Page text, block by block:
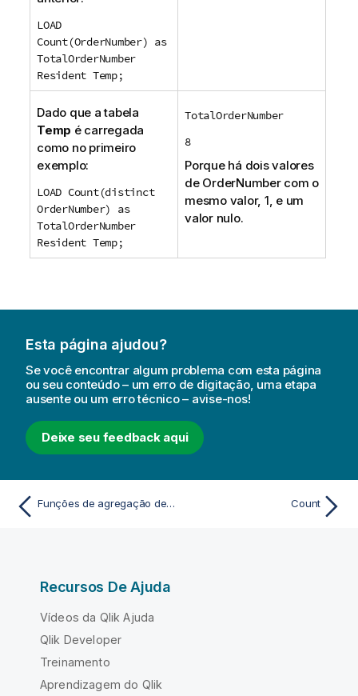
LOAD
Count(OrderNumber) as
TotalOrderNumber
Resident Temp;
Dado que a tabela
Temp é carregada
como no primeiro
exemplo:
LOAD Count(distinct
OrderNumber) as
TotalOrderNumber
Resident Temp;
TotalOrderNumber
8
Porque há dois valores
de OrderNumbercom o
mesmo valor, 1, e um
valor nulo.
Esta página ajudou?
Se você encontrar algum problema com esta página
ou seu conteúdo – um erro de digitação, uma etapa
ausente ou um erro técnico – avise-nos!
Deixe seu feedback aqui
Funções de agregação de contador Count
Recursos De Ajuda
Vídeos da Qlik Ajuda
Qlik Developer
Treinamento
Aprendizagem do Qlik